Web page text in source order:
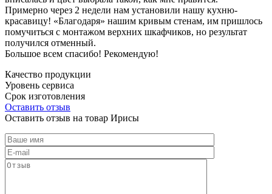
Примерно через 2 недели нам установили нашу кухню-
красавицу! «Благодаря» нашим кривым стенам, им пришлось
помучиться с монтажом верхних шкафчиков, но результат
получился отменный.
Большое всем спасибо! Рекомендую!
Качество продукции
Уровень сервиса
Срок изготовления
Оставить отзыв
Оставить отзыв на товар Ирисы